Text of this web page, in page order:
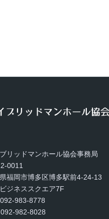
リッドマンホール協会事務局
0011
福岡市博多区博多駅前4-24-13
ジネススクエア7F
983-8778
092-982-8028